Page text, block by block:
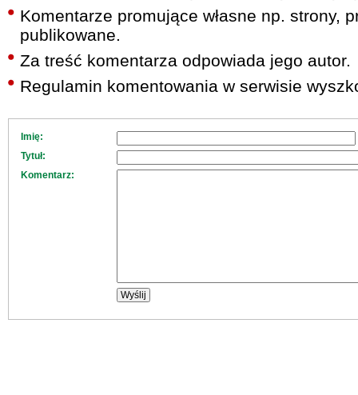
Komentarze promujące własne np. strony,
publikowane.
Za treść komentarza odpowiada jego autor.
Regulamin komentowania w serwisie
Imię:
Tytuł:
Komentarz: